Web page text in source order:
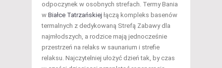
odpoczynek w osobnych strefach. Termy Bania
w Białce Tatrzańskiej łączą kompleks basenów
termalnych z dedykowaną Strefą Zabawy dla
najmłodszych, a rodzice mają jednocześnie
przestrzeń na relaks w saunarium i strefie
relaksu. Najczytelniej ułożyć dzień tak, by czas